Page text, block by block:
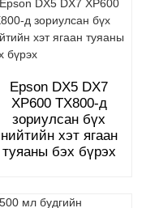
Epson DX5 DX7
XP600 TX800-д
зориулсан бүх
нийтийн хэт ягаан
туяаны бэх бүрэх